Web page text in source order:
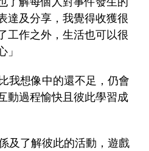
達及分享，我覺得收獲很
工作之外，生活也可以很
我想像中的還不足，仍會
動過程愉快且彼此學習成
及了解彼此的活動，遊戲